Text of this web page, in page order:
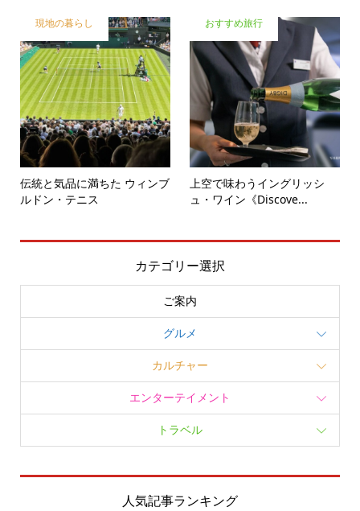
現地の暮らし
伝統と気品に満ちた ウィンブ
ルドン・テニス
おすすめ旅行
上空で味わうイングリッシ
ュ・ワイン《Discove...
カテゴリー選択
ご案内
グルメ
カルチャー
エンターテイメント
トラベル
人気記事ランキング